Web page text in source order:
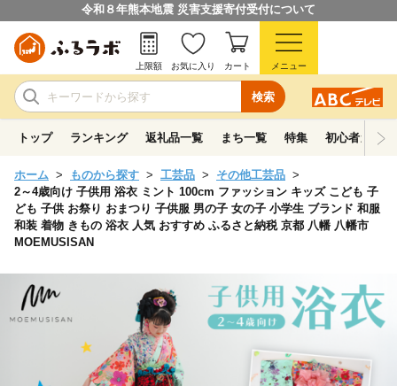
令和８年熊本地震 災害支援寄付受付について
検索
上限額 お気に入り カート メニュー
トップ ランキング 返礼品一覧 まち一覧 特集 初心者ガイド
ホーム ものから探す 工芸品
その他工芸品
2～4歳向け 子供用 浴衣 ミント 100cm ファッション キッズ こども 子
ども 子供 お祭り おまつり 子供服 男の子 女の子 小学生 ブランド 和服
和装 着物 きもの 浴衣 人気 おすすめ ふるさと納税 京都 八幡 八幡市
MOEMUSISAN